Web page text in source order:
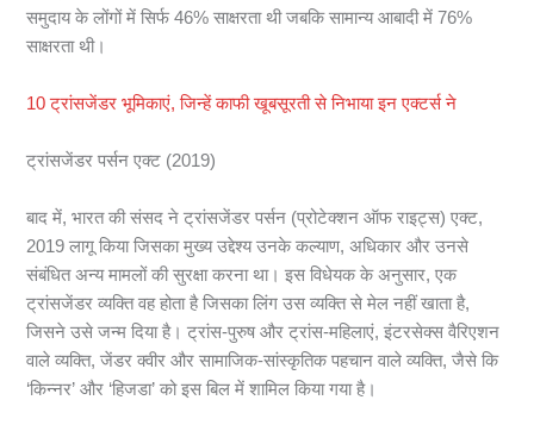
समुदाय के लोंगों में सिर्फ 46% साक्षरता थी जबकि सामान्य आबादी में 76%
साक्षरता थी।
10 ट्रांसजेंडर भूमिकाएं, जिन्हें काफी खूबसूरती से निभाया इन एक्टर्स ने
ट्रांसजेंडर पर्सन एक्ट (2019)
बाद में, भारत की संसद ने ट्रांसजेंडर पर्सन (प्रोटेक्शन ऑफ राइट्स) एक्ट,
2019 लागू किया जिसका मुख्य उद्देश्य उनके कल्याण, अधिकार और उनसे
संबंधित अन्य मामलों की सुरक्षा करना था। इस विधेयक के अनुसार, एक
ट्रांसजेंडर व्यक्ति वह होता है जिसका लिंग उस व्यक्ति से मेल नहीं खाता है,
जिसने उसे जन्म दिया है। ट्रांस-पुरुष और ट्रांस-महिलाएं, इंटरसेक्स वैरिएशन
वाले व्यक्ति, जेंडर क्वीर और सामाजिक-सांस्कृतिक पहचान वाले व्यक्ति, जैसे कि
‘किन्नर’ और ‘हिजडा’ को इस बिल में शामिल किया गया है।